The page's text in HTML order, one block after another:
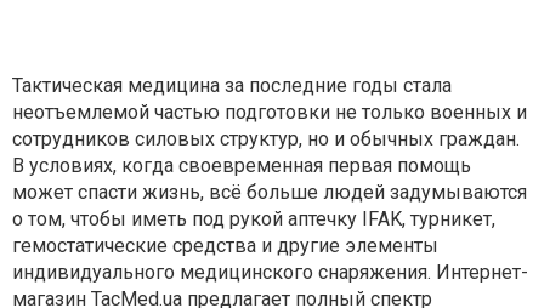
Тактическая медицина за последние годы стала
неотъемлемой частью подготовки не только военных и
сотрудников силовых структур, но и обычных граждан.
В условиях, когда своевременная первая помощь
может спасти жизнь, всё больше людей задумываются
о том, чтобы иметь под рукой аптечку IFAK, турникет,
гемостатические средства и другие элементы
индивидуального медицинского снаряжения. Интернет-
магазин TacMed.ua предлагает полный спектр